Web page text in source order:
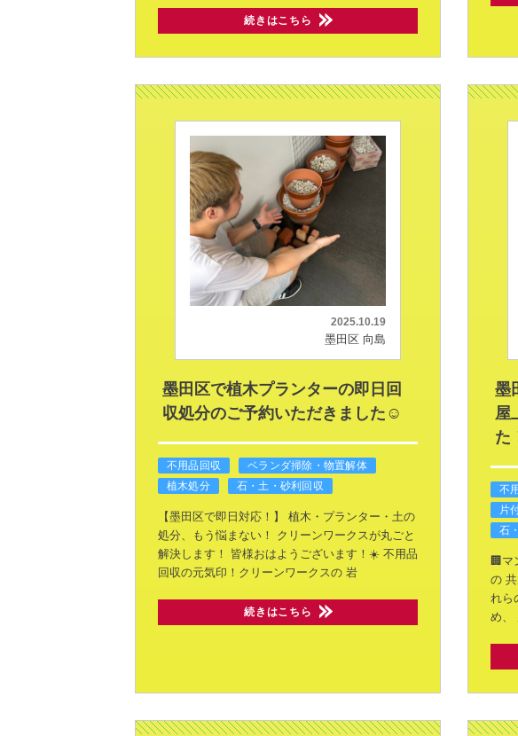
続きはこちら
2025.10.19
墨田区 向島
墨田区で植木プランターの即日回
収処分のご予約いただきました☺️
不用品回収
ベランダ掃除・物置解体
植木処分
石・土・砂利回収
【墨田区で即日対応！】
植木・プランター・土の
処分、もう悩まない！
クリーンワークスが丸ごと
解決します！
皆様おはようございます！☀️ 不用品
回収の元気印！クリーンワークスの 岩
続きはこちら
墨
屋
た
不
片
石
🏢マ
の
れら
め、